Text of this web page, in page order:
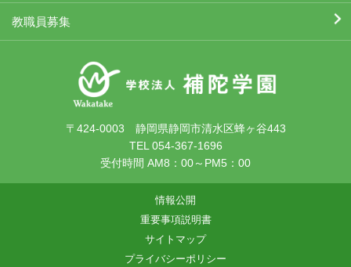
教職員募集
〒424-0003 静岡県静岡市清水区蜂ヶ谷443
TEL 054-367-1696
受付時間 AM8：00～PM5：00
情報公開
重要事項説明書
サイトマップ
プライバシーポリシー